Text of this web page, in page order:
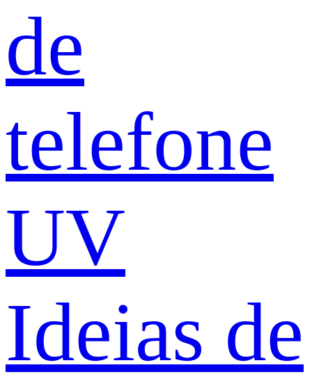
de
telefone
UV
Ideias de